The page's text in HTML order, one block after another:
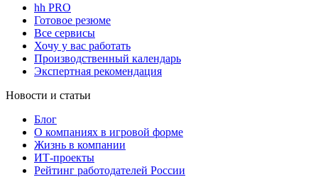
hh PRO
Готовое резюме
Все сервисы
Хочу у вас работать
Производственный календарь
Экспертная рекомендация
Новости и статьи
Блог
О компаниях в игровой форме
Жизнь в компании
ИТ-проекты
Рейтинг работодателей России